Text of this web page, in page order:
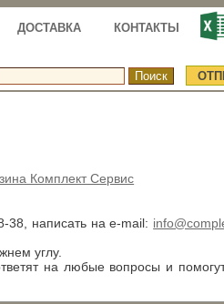
ДОСТАВКА КОНТАКТЫ
Комплект Сервис
38 , написать на e-mail:
углу.
на любые вопросы и